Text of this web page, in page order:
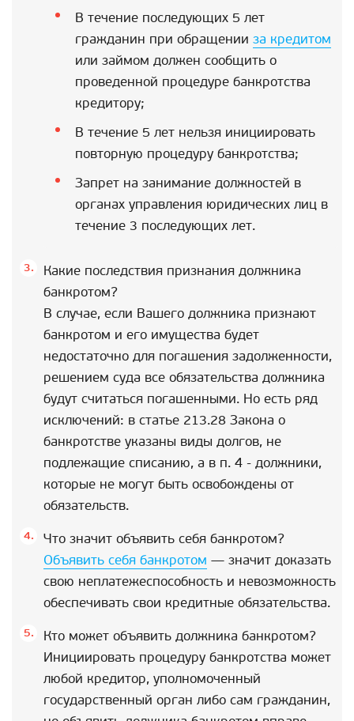
В течение последующих 5 лет
гражданин при обращении за кредитом
или займом должен сообщить о
проведенной процедуре банкротства
кредитору;
В течение 5 лет нельзя инициировать
повторную процедуру банкротства;
Запрет на занимание должностей в
органах управления юридических лиц в
течение 3 последующих лет.
Какие последствия признания должника
банкротом?
В случае, если Вашего должника признают
банкротом и его имущества будет
недостаточно для погашения задолженности,
решением суда все обязательства должника
будут считаться погашенными. Но есть ряд
исключений: в статье 213.28 Закона о
банкротстве указаны виды долгов, не
подлежащие списанию, а в п. 4 - должники,
которые не могут быть освобождены от
обязательств.
Что значит объявить себя банкротом?
Объявить себя банкротом — значит доказать
свою неплатежеспособность и невозможность
обеспечивать свои кредитные обязательства.
Кто может объявить должника банкротом?
Инициировать процедуру банкротства может
любой кредитор, уполномоченный
государственный орган либо сам гражданин,